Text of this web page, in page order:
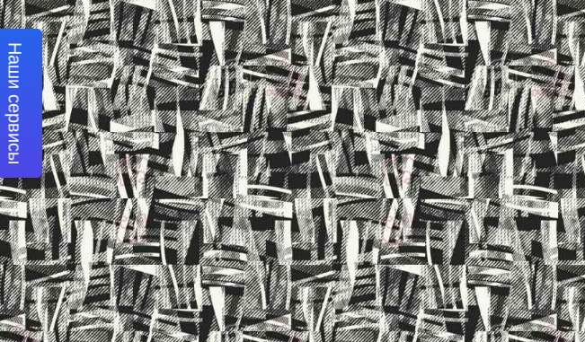
Наши сервисы